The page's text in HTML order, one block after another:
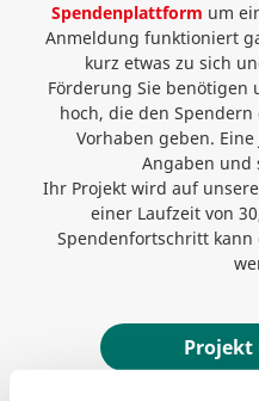
Spendenplattform um
Anmeldung funktioniert
kurz etwas zu sich
Förderung Sie benötigen
hoch, die den
Vorhaben geben.
Angaben und
Ihr Projekt wird auf
einer Laufzeit von
Spendenfortschritt
Projekt